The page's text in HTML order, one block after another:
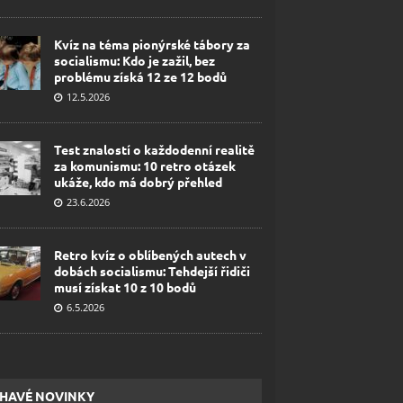
Kvíz na téma pionýrské tábory za
socialismu: Kdo je zažil, bez
problému získá 12 ze 12 bodů
12.5.2026
Test znalostí o každodenní realitě
za komunismu: 10 retro otázek
ukáže, kdo má dobrý přehled
23.6.2026
Retro kvíz o oblíbených autech v
dobách socialismu: Tehdejší řidiči
musí získat 10 z 10 bodů
6.5.2026
NOVINKY